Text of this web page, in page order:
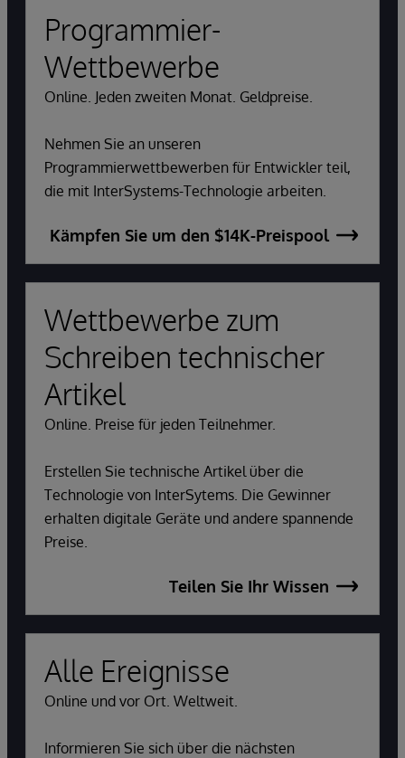
Programmier-
Wettbewerbe
Online. Jeden zweiten Monat. Geldpreise.
Nehmen Sie an unseren
Programmierwettbewerben für Entwickler teil,
die mit InterSystems-Technologie arbeiten.
Kämpfen Sie um den $14K-Preispool
Wettbewerbe zum
Schreiben technischer
Artikel
Online. Preise für jeden Teilnehmer.
Erstellen Sie technische Artikel über die
Technologie von InterSytems. Die Gewinner
erhalten digitale Geräte und andere spannende
Preise.
Teilen Sie Ihr Wissen
Alle Ereignisse
Online und vor Ort. Weltweit.
Informieren Sie sich über die nächsten